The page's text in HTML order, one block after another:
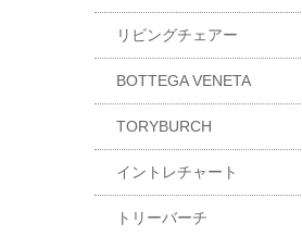
リビングチェアー
BOTTEGA VENETA
TORYBURCH
イントレチャート
トリーバーチ